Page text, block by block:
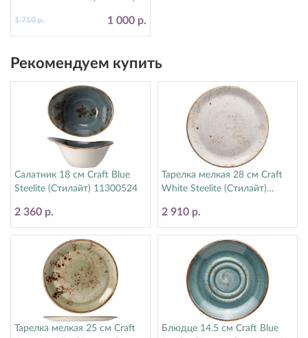
1 000 р.
1 710 р.
Рекомендуем купить
Салатник 18 см Craft Blue
Steelite (Стилайт) 11300524
2 360 р.
Тарелка мелкая 28 см Craft
White Steelite (Стилайт)
2 910 р.
Тарелка мелкая 25 см Craft
Блюдце 14.5 см Craft Blue